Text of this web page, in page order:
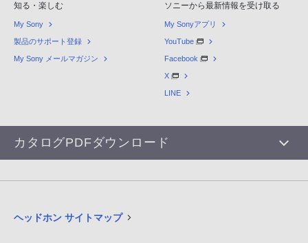
知る・楽しむ
My Sony
製品のサポート登録
My Sony メールマガジン
ソニーから最新情報を受け取る
My Sonyアプリ
YouTube
Facebook
X
LINE
カタログPDFダウンロード
ヘッドホン サイトマップ